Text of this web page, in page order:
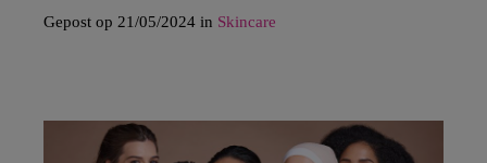
Gepost op 21/05/2024 in Skincare